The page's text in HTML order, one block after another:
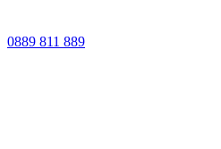
0889 811 889